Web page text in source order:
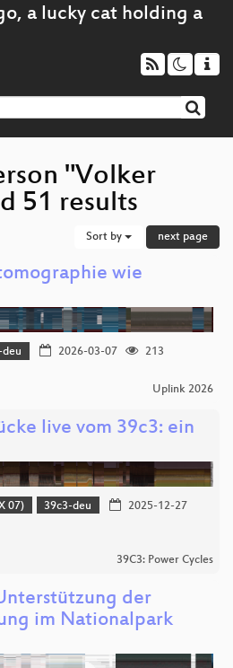
"Volker
51 results
Sort by next page
wie
2026-03-07
213
Uplink 2026
live vom 39c3: ein
07) 39c3-deu
2025-12-27
39C3: Power Cycles
der
im Nationalpark